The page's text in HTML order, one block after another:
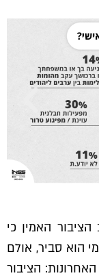
האמין כי
הוא סביר, אולם
הציבור